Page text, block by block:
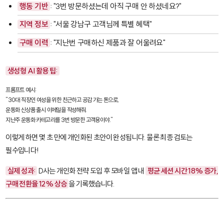
행동 기반 : "3번 방문하셨는데 아직 구매 안 하셨네요?"
지역 정보 : "서울 강남구 고객님께 특별 혜택"
구매 이력 : "지난번 구매하신 제품과 잘 어울려요"
생성형 AI 활용 팁:
프롬프트 예시:
"30대 직장인 여성을 위한 친근하고 공감 가는 톤으로,
운동화 신상품 출시 이메일을 작성해줘.
지난주 운동화 카테고리를 3번 방문한 고객용이야."
이렇게 하면 몇 초 만에 개인화된 초안이 완성됩니다. 물론 최종 검토는
필수입니다!
실제 성과: D사는 개인화 전략 도입 후 모바일 앱 내 평균 세션 시간 18% 증가,
구매 전환율 12% 상승 을 기록했습니다.